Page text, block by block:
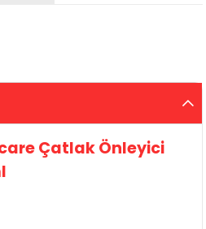
Çatlak Önleyici